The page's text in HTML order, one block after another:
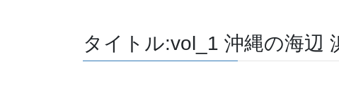
タイトル:vol_1 沖縄の海辺